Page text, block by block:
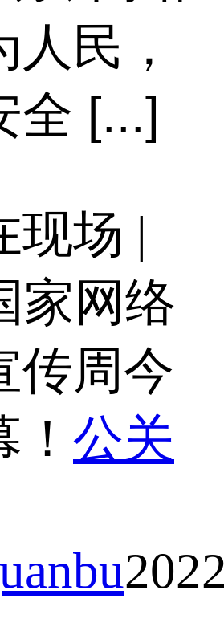
民，
全 [...]
现场 |
家网络
传周今
公关